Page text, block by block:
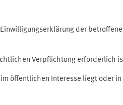
der
Verpflichtung erforderlich
öffentlichen Interesse liegt oder